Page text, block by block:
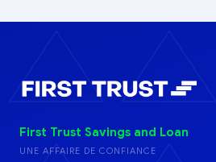
First Trust Savings and Loan
UNE AFFAIRE DE CONFIANCE